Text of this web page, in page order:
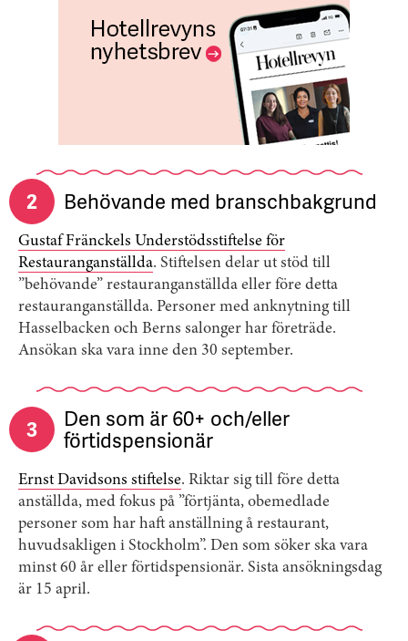
2 Behövande med branschbakgrund
Gustaf Fränckels Understödsstiftelse för
Restauranganställda. Stiftelsen delar ut stöd till
”behövande” restauranganställda eller före detta
restauranganställda. Personer med anknytning till
Hasselbacken och Berns salonger har företräde.
Ansökan ska vara inne den 30 september.
3 Den som är 60+ och/eller
förtidspensionär
Ernst Davidsons stiftelse. Riktar sig till före detta
anställda, med fokus på ”förtjänta, obemedlade
personer som har haft anställning å restaurant,
huvudsakligen i Stockholm”. Den som söker ska vara
minst 60 år eller förtidspensionär. Sista ansökningsdag
är 15 april.